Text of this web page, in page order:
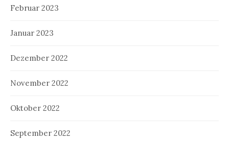
Februar 2023
Januar 2023
Dezember 2022
November 2022
Oktober 2022
September 2022